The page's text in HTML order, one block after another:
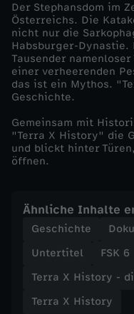
e
s
W
i
e
Der Stephansdom im
Österreichs. Die
nicht nur die
Habsburger-Dynastie.
Tausender
einer verheerenden
das ist ein Mythos.
Geschichte.
Gemeinsam mit
"Terra X History" die
und blickt hinter
öffnen.
Ähnliche Inhalte
Geschichte
Untertitel
FSK 6
Terra X History -
Terra X History